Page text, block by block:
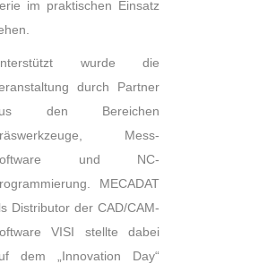
im praktischen Einsatz
wurde die
durch Partner
den Bereichen
Mess-
und NC-
MECADAT
Distributor der CAD/CAM-
VISI stellte dabei
dem „Innovation Day“